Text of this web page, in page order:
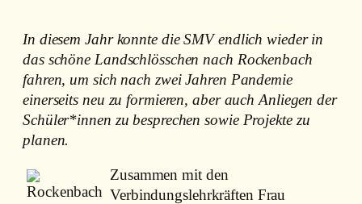
In diesem Jahr konnte die SMV endlich wieder in
das schöne Landschlösschen nach Rockenbach
fahren, um sich nach zwei Jahren Pandemie
einerseits neu zu formieren, aber auch Anliegen der
Schüler*innen zu besprechen sowie Projekte zu
planen.
Zusammen mit den
Verbindungslehrkräften Frau